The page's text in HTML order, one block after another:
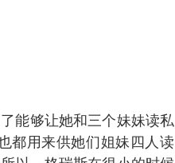
能够让她和三个妹妹读私
都用来供她们姐妹四人读